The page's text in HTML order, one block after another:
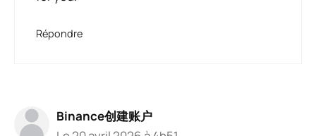
Répondre
Binance创建账户